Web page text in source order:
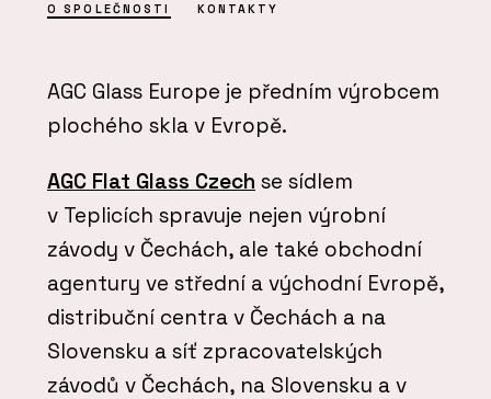
O SPOLEČNOSTI KONTAKTY
AGC Glass Europe je předním výrobcem
plochého skla v Evropě.
AGC Flat Glass Czech se sídlem
v Teplicích spravuje nejen výrobní
závody v Čechách, ale také obchodní
agentury ve střední a východní Evropě,
distribuční centra v Čechách a na
Slovensku a síť zpracovatelských
závodů v Čechách, na Slovensku a v